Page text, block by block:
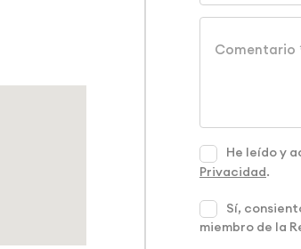
He leído y
Privacidad.
Sí,
miembro de la